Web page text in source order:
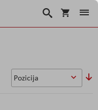
Korpa
Traži